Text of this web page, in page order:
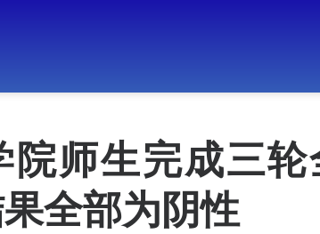
院师生完成三轮
全部为阴性